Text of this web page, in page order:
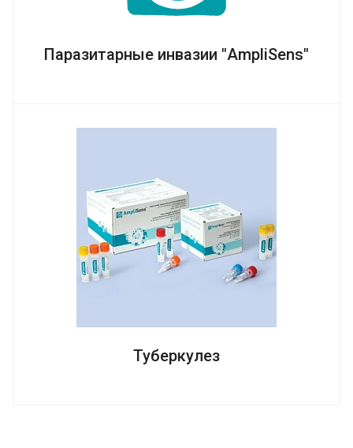
Паразитарные инвазии "AmpliSens"
Туберкулез